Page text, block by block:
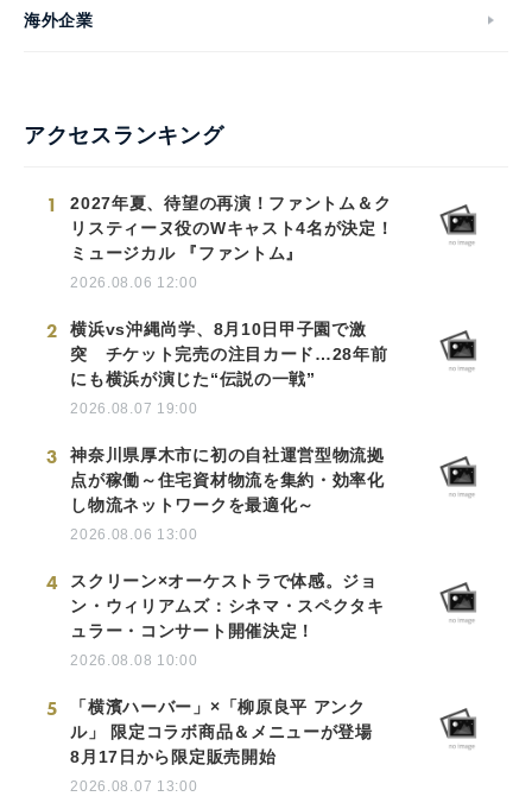
海外企業
アクセスランキング
1
2027年夏、待望の再演！ファントム＆ク
リスティーヌ役のWキャスト4名が決定！
ミュージカル 『ファントム』
2026.08.06 12:00
2
横浜vs沖縄尚学、8月10日甲子園で激
突 チケット完売の注目カード…28年前
にも横浜が演じた“伝説の一戦”
2026.08.07 19:00
3
神奈川県厚木市に初の自社運営型物流拠
点が稼働～住宅資材物流を集約・効率化
し物流ネットワークを最適化～
2026.08.06 13:00
4
スクリーン×オーケストラで体感。ジョ
ン・ウィリアムズ：シネマ・スペクタキ
ュラー・コンサート開催決定！
2026.08.08 10:00
5
「横濱ハーバー」×「柳原良平 アンク
ル」 限定コラボ商品＆メニューが登場
8月17日から限定販売開始
2026.08.07 13:00